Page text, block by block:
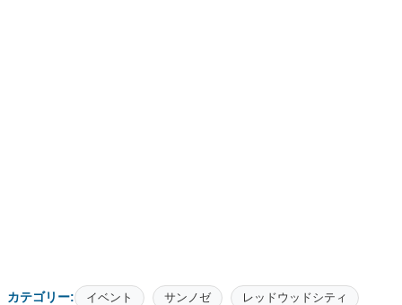
カテゴリー: イベント サンノゼ レッドウッドシティ